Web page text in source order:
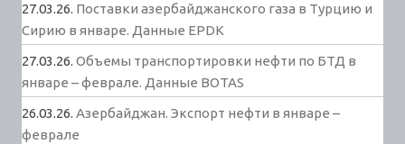
27.03.26. Поставки азербайджанского газа в Турцию и
Сирию в январе. Данные EPDK
27.03.26. Объемы транспортировки нефти по БТД в
январе – феврале. Данные BOTAS
26.03.26. Азербайджан. Экспорт нефти в январе –
феврале